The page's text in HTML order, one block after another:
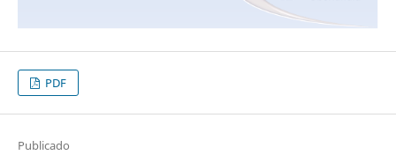
PDF
Publicado